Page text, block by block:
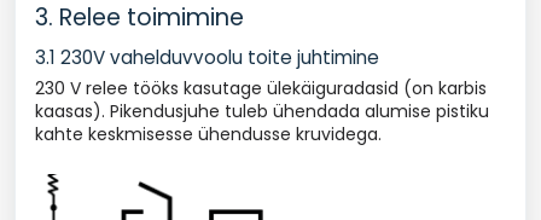
3. Relee toimimine
3.1 230V vahelduvvoolu toite juhtimine
230 V relee tööks kasutage ülekäiguradasid (on karbis
kaasas). Pikendusjuhe tuleb ühendada alumise pistiku
kahte keskmisesse ühendusse kruvidega.